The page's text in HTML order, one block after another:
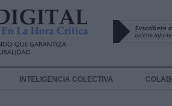
INTELIGENCIA COLECTIVA